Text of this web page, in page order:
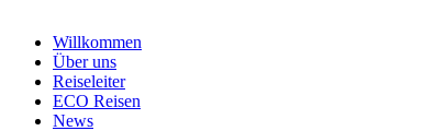
Willkommen
Über uns
Reiseleiter
ECO Reisen
News